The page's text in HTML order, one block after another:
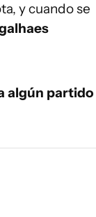
y cuando se
algún partido